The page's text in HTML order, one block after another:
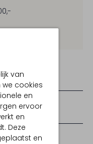
van
we cookies
en
ervoor
en
Deze
en